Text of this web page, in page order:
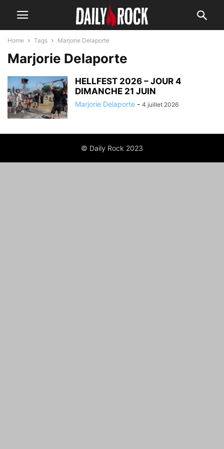
Home Tags Marjorie Delaporte
Marjorie Delaporte
HELLFEST 2026 – JOUR 4
DIMANCHE 21 JUIN
Marjorie Delaporte - 4 juillet 2026
© Daily Rock 2023